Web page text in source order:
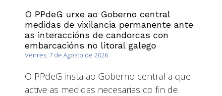
O PPdeG urxe ao Goberno central
medidas de vixilancia permanente ante
as interaccións de candorcas con
embarcacións no litoral galego
Venres, 7 de Agosto de 2026
O PPdeG insta ao Goberno central a que
active as medidas necesarias co fin de